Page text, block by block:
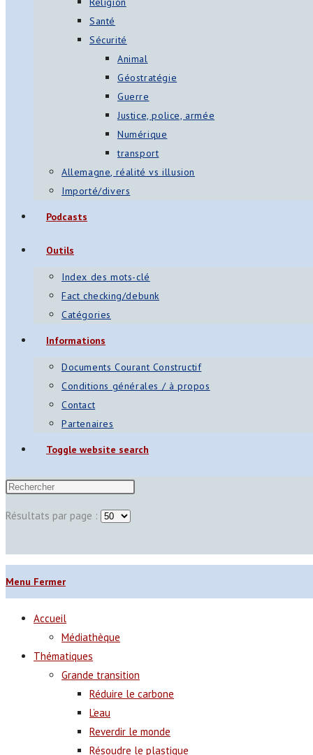
Santé
Sécurité
Animal
Géostratégie
Guerre
Justice, police, armée
Numérique
transport
Allemagne, réalité vs illusion
Importé/divers
Podcasts
Outils
Index des mots-clé
Fact checking/debunk
Catégories
Informations
Documents Courant Constructif
Conditions générales / à propos
Contact
Partenaires
Toggle website search
Résultats par page :
Menu Fermer
Accueil
Médiathèque
Thématiques
Grande transition
Réduire le carbone
L’eau
Reverdir le monde
Résoudre le plastique